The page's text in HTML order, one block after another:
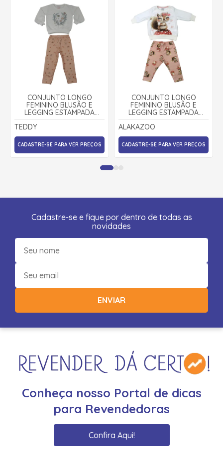
CONJUNTO LONGO
FEMININO BLUSÃO E
LEGGING ESTAMPADA
COGUMELO 18603 - TEDDY
TEDDY
CADASTRE-SE PARA VER PREÇOS
CONJUNTO LONGO
FEMININO BLUSÃO E
LEGGING ESTAMPADA
ESQUILO A8104 -
ALAKAZOO
ALAKAZOO
CADASTRE-SE PARA VER PREÇOS
Cadastre-se e fique por dentro de todas as
novidades
ENVIAR
Conheça nosso Portal de dicas
para Revendedoras
Confira Aqui!